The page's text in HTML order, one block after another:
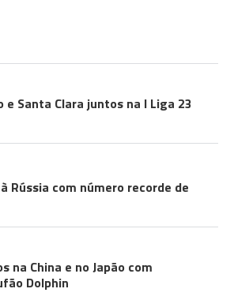
Santa Clara juntos na I Liga 23
Rússia com número recorde de
na China e no Japão com
Dolphin